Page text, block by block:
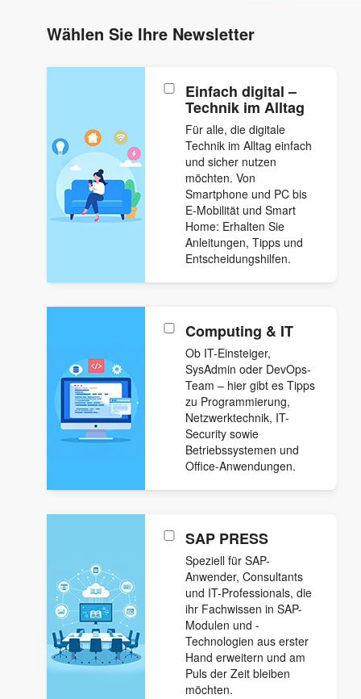
Wählen Sie Ihre Newsletter
Einfach digital –
Technik im Alltag
Für alle, die digitale
Technik im Alltag einfach
und sicher nutzen
möchten. Von
Smartphone und PC bis
E-Mobilität und Smart
Home: Erhalten Sie
Anleitungen, Tipps und
Entscheidungshilfen.
Computing & IT
Ob IT-Einsteiger,
SysAdmin oder DevOps-
Team – hier gibt es Tipps
zu Programmierung,
Netzwerktechnik, IT-
Security sowie
Betriebssystemen und
Office-Anwendungen.
SAP PRESS
Speziell für SAP-
Anwender, Consultants
und IT-Professionals, die
ihr Fachwissen in SAP-
Modulen und -
Technologien aus erster
Hand erweitern und am
Puls der Zeit bleiben
möchten.